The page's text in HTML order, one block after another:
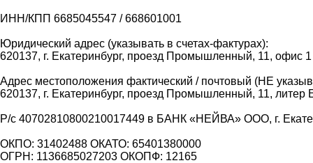
ИНН/КПП 6685045547 / 668601001
Юридический адрес (указывать в счетах-фактурах):
620137, г. Екатеринбург, проезд Промышленный, 11, офис 1
Адрес местоположения фактический / почтовый (НЕ
620137, г. Екатеринбург, проезд Промышленный, 11, литер
Р/с 40702810800210017449 в БАНК «НЕЙВА» ООО, г.
ОКПО: 31402488 ОКАТО: 65401380000
ОГРН: 1136685027203 ОКОПФ: 12165